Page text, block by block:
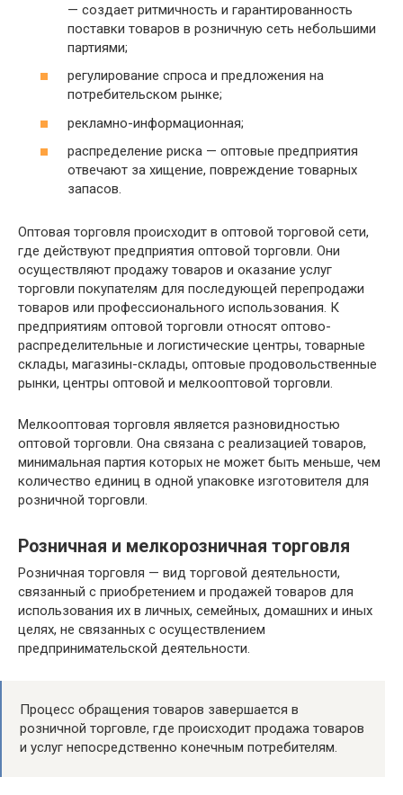
— создает ритмичность и гарантированность
поставки товаров в розничную сеть небольшими
партиями;
регулирование спроса и предложения на
потребительском рынке;
рекламно-информационная;
распределение риска — оптовые предприятия
отвечают за хищение, повреждение товарных
запасов.
Оптовая торговля происходит в оптовой торговой сети,
где действуют предприятия оптовой торговли. Они
осуществляют продажу товаров и оказание услуг
торговли покупателям для последующей перепродажи
товаров или профессионального использования. К
предприятиям оптовой торговли относят оптово-
распределительные и логистические центры, товарные
склады, магазины-склады, оптовые продовольственные
рынки, центры оптовой и мелкооптовой торговли.
Мелкооптовая торговля является разновидностью
оптовой торговли. Она связана с реализацией товаров,
минимальная партия которых не может быть меньше, чем
количество единиц в одной упаковке изготовителя для
розничной торговли.
Розничная и мелкорозничная торговля
Розничная торговля — вид торговой деятельности,
связанный с приобретением и продажей товаров для
использования их в личных, семейных, домашних и иных
целях, не связанных с осуществлением
предпринимательской деятельности.
Процесс обращения товаров завершается в
розничной торговле, где происходит продажа товаров
и услуг непосредственно конечным потребителям.